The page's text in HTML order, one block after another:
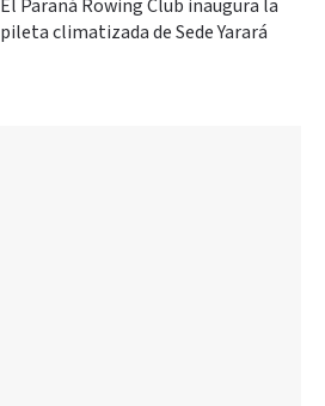
El Paraná Rowing Club inaugura la
pileta climatizada de Sede Yarará